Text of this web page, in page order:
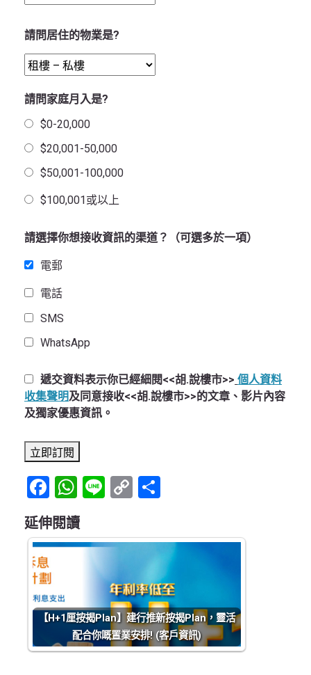
請問居住的物業是?
請問家庭月入是?
$0-20,000
$20,001-50,000
$50,001-100,000
$100,001或以上
請選擇你想接收資訊的渠道？（可選多於一項）
電郵
電話
SMS
WhatsApp
遞交資料表示你已經細閱<<胡.說樓市>> 個人資料
收集聲明及同意接收<<胡.說樓市>>的文章、影片內容
及獨家優惠資訊。
Facebook
WhatsApp
LineCopy
延伸閱讀
【H+1厘按揭Plan】建行推新按揭Plan，靈活
配合你嘅置業安排! (客戶資訊)